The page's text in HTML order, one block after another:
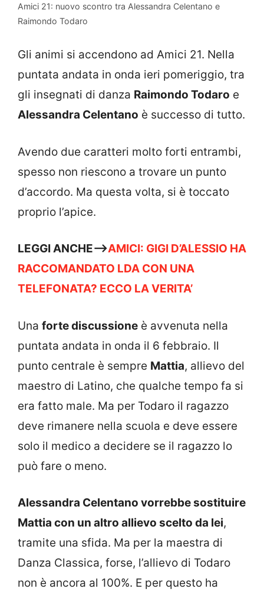
Amici 21: nuovo scontro tra Alessandra Celentano e
Raimondo Todaro
Gli animi si accendono ad Amici 21. Nella
puntata andata in onda ieri pomeriggio, tra
gli insegnati di danza Raimondo Todaro e
Alessandra Celentano è successo di tutto.
Avendo due caratteri molto forti entrambi,
spesso non riescono a trovare un punto
d’accordo. Ma questa volta, si è toccato
proprio l’apice.
LEGGI ANCHE—>AMICI: GIGI D’ALESSIO HA
RACCOMANDATO LDA CON UNA
TELEFONATA? ECCO LA VERITA’
Una forte discussione è avvenuta nella
puntata andata in onda il 6 febbraio. Il
punto centrale è sempre Mattia, allievo del
maestro di Latino, che qualche tempo fa si
era fatto male. Ma per Todaro il ragazzo
deve rimanere nella scuola e deve essere
solo il medico a decidere se il ragazzo lo
può fare o meno.
Alessandra Celentano vorrebbe sostituire
Mattia con un altro allievo scelto da lei,
tramite una sfida. Ma per la maestra di
Danza Classica, forse, l’allievo di Todaro
non è ancora al 100%. E per questo ha